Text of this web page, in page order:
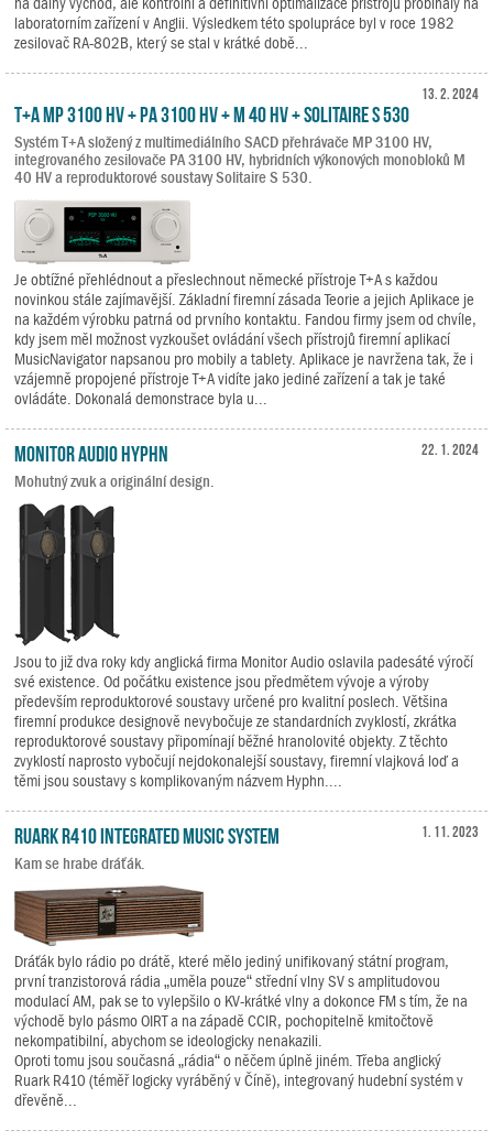
laboratorním zařízení v Anglii. Výsledkem této spolupráce byl v roce 1982
zesilovač RA-802B, který se stal v krátké době...
13. 2. 2024
T+A MP 3100 HV + PA 3100 HV + M 40 HV + Solitaire S 530
Systém T+A složený z multimediálního SACD přehrávače MP 3100 HV,
integrovaného zesilovače PA 3100 HV, hybridních výkonových monobloků M
40 HV a reproduktorové soustavy Solitaire S 530.
Je obtížné přehlédnout a přeslechnout německé přístroje T+A s každou
novinkou stále zajímavější. Základní firemní zásada Teorie a jejich Aplikace je
na každém výrobku patrná od prvního kontaktu. Fandou firmy jsem od chvíle,
kdy jsem měl možnost vyzkoušet ovládání všech přístrojů firemní aplikací
MusicNavigator napsanou pro mobily a tablety. Aplikace je navržena tak, že i
vzájemně propojené přístroje T+A vidíte jako jediné zařízení a tak je také
ovládáte. Dokonalá demonstrace byla u...
22. 1. 2024
Monitor Audio Hyphn
Mohutný zvuk a originální design.
Jsou to již dva roky kdy anglická firma Monitor Audio oslavila padesáté výročí
své existence. Od počátku existence jsou předmětem vývoje a výroby
především reproduktorové soustavy určené pro kvalitní poslech. Většina
firemní produkce designově nevybočuje ze standardních zvyklostí, zkrátka
reproduktorové soustavy připomínají běžné hranolovité objekty. Z těchto
zvyklostí naprosto vybočují nejdokonalejší soustavy, firemní vlajková loď a
těmi jsou soustavy s komplikovaným názvem Hyphn....
1. 11. 2023
Ruark R410 Integrated Music System
Kam se hrabe dráťák.
Dráťák bylo rádio po drátě, které mělo jediný unifikovaný státní program,
první tranzistorová rádia „uměla pouze“ střední vlny SV s amplitudovou
modulací AM, pak se to vylepšilo o KV-krátké vlny a dokonce FM s tím, že na
východě bylo pásmo OIRT a na západě CCIR, pochopitelně kmitočtově
nekompatibilní, abychom se ideologicky nenakazili.
Oproti tomu jsou současná „rádia“ o něčem úplně jiném. Třeba anglický
Ruark R410 (téměř logicky vyráběný v Číně), integrovaný hudební systém v
dřevěně...